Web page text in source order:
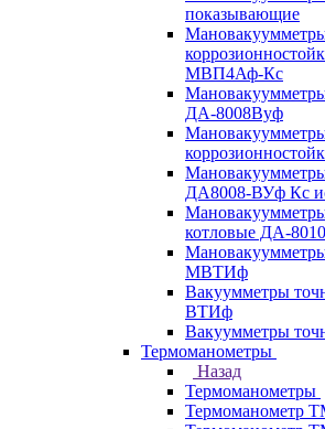
показывающие
МВП4Аф-Кс
ДА-8008Вуф
ДА8008-ВУф Кс
котловые ДА-
МВТИф
Вакуумметры
ВТИф
Вакуумметры
Термоманометры
Назад
Термоманометры
Термоманометр